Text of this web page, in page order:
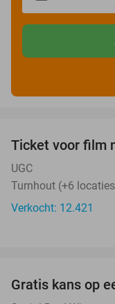
Ticket voor film
UGC
Turnhout (+6
Verkocht: 12.421
Gratis kans op